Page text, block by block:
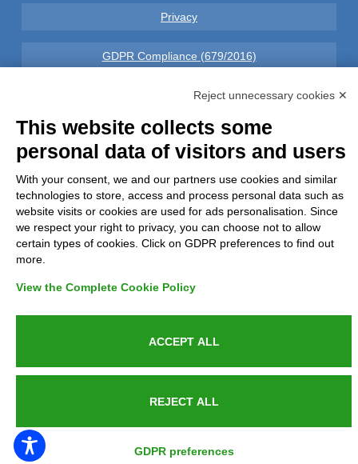
Privacy
GDPR Compliance (679/2016)
Complaints
Refunds and Indemnities
Contacts
P.IVA 05538100727 - C.so Italia n.8 70123, BARI
Reject unnecessary cookies ✕
This website collects some
personal data of visitors and users
With your consent, we and our partners use cookies and similar
technologies to store, access and process personal data such as
website visits or cookies are used for ads personalisation. Since
we respect your right to privacy, you can choose not to allow
certain types of cookies. Click on GDPR preferences to find out
more.
View the Complete Cookie Policy
ACCEPT ALL
REJECT ALL
GDPR preferences